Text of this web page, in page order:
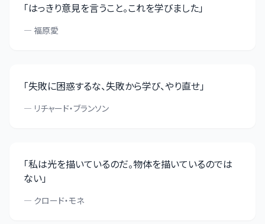
「はっきり意見を言うこと。これを学びました」
— 福原愛
「失敗に困惑するな、失敗から学び、やり直せ」
— リチャード・ブランソン
「私は光を描いているのだ。物体を描いているのでは
ない」
— クロード・モネ